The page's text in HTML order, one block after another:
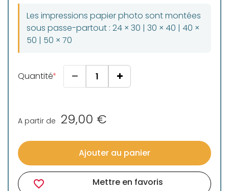
Les impressions papier photo sont montées
sous passe-partout : 24 × 30 | 30 × 40 | 40 ×
50 | 50 × 70
Quantité
A partir de 29,00 €
Ajouter au panier
favorite_border Mettre en favoris